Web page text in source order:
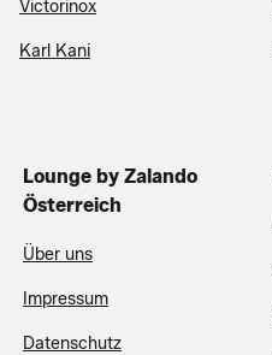
Victorinox
Karl Kani
Lounge by Zalando
Österreich
Über uns
Impressum
Datenschutz